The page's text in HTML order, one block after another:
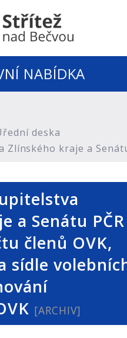
NABÍDKA
deska
Zlínského kraje a
a Senátu
členů OVK,
sídle
[ARCHIV]